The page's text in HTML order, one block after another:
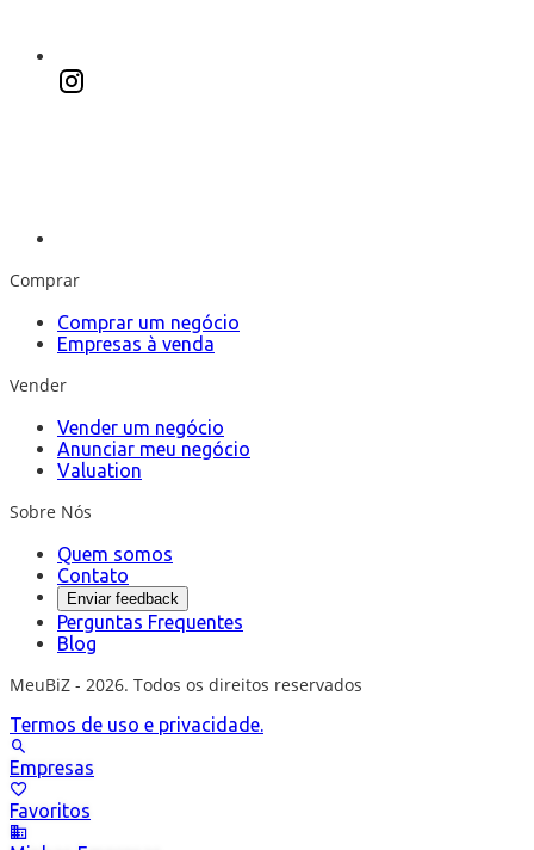
Comprar
Comprar um negócio
Empresas à venda
Vender
Vender um negócio
Anunciar meu negócio
Valuation
Sobre Nós
Quem somos
Contato
Enviar feedback
Perguntas Frequentes
Blog
MeuBiZ - 2026. Todos os direitos reservados
Termos de uso e privacidade.
Empresas
Favoritos